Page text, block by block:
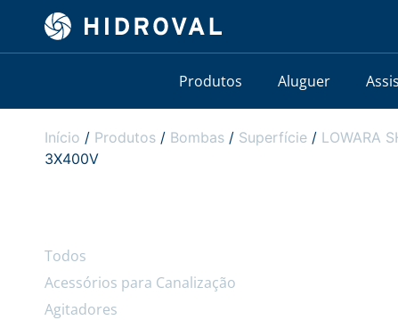
Produtos Aluguer
Início / Produtos / Bombas / Superfície / LOWARA
3X400V
Todos
Acessórios para Canalização
Agitadores